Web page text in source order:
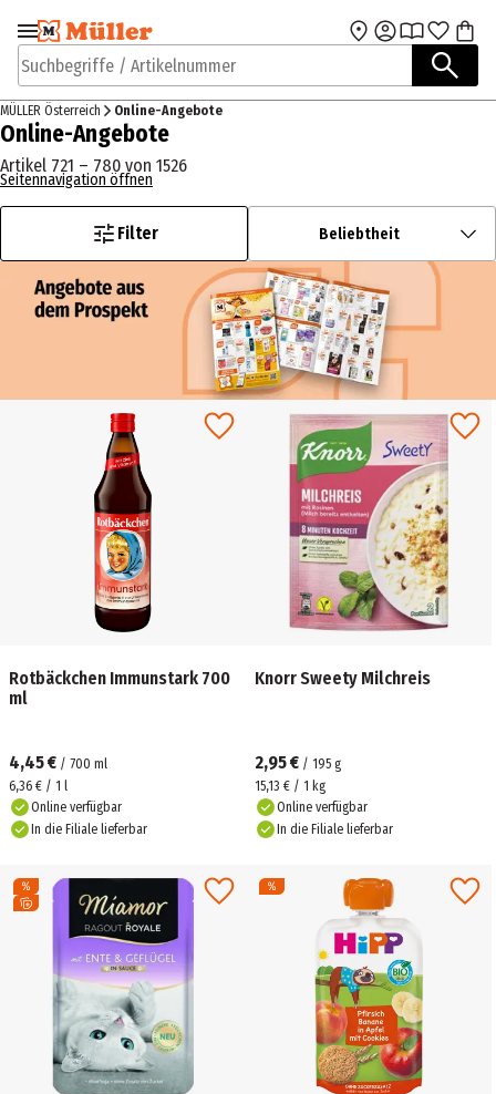
Zur Navigation
springen
Zum Hauptinhalt
Suchbegriffe / Artikelnummer
MÜLLER Österreich Online-Angebote
Online-Angebote
Artikel 721 – 780 von 1526
Seitennavigation öffnen
Filter Beliebtheit
Rotbäckchen Immunstark 700
ml
4,45 € / 700 ml
6,36 € / 1 l
Online verfügbar
In die Filiale lieferbar
Knorr Sweety Milchreis
2,95 € / 195 g
15,13 € / 1 kg
Online verfügbar
In die Filiale lieferbar